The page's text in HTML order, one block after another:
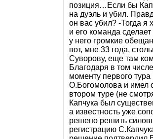
позиция…Если бы
на дуэль и убил.
он вас убил? -Тогда я
и его команда
у него громкие
вот, мне 33 года,
Суворову, еще там
Благодаря в том
моменту первого тура
О.Богомолова и имел
втором туре (не
Капчука был
а известность уже
решено решить
регистрацию